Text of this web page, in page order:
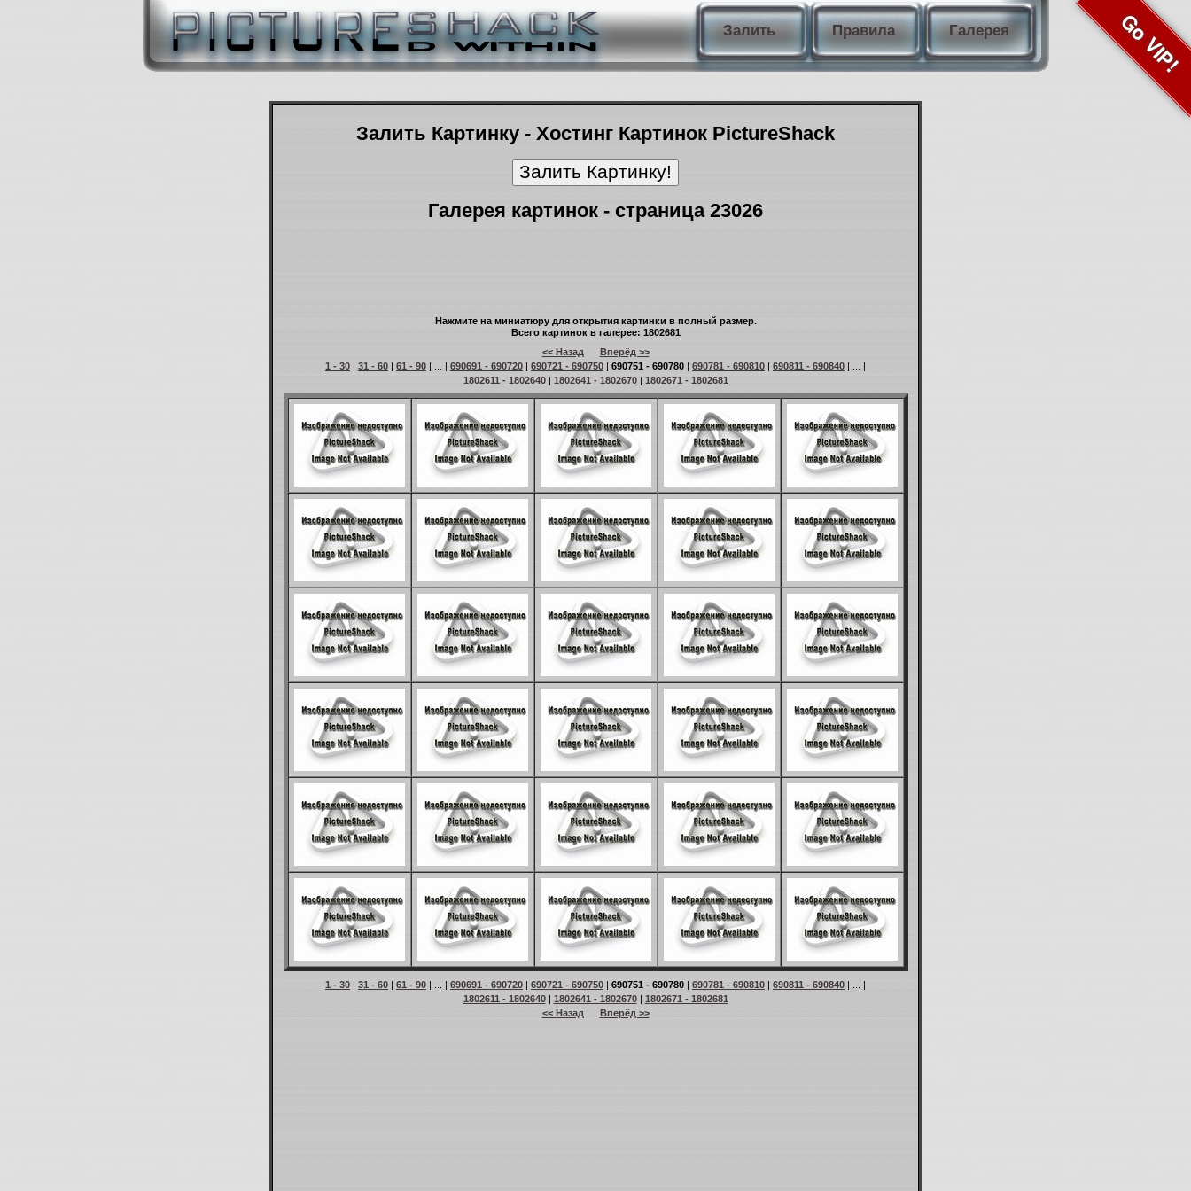
Залить Правила Галерея Go VIP!
Залить Картинку - Хостинг Картинок PictureShack
Галерея картинок - страница 23026
Нажмите на миниатюру для открытия картинки в полный размер.
Всего картинок в галерее: 1802681
<< Назад
Вперёд >>
1 - 30 | 31 - 60 | 61 - 90 | ... | 690691 - 690720 | 690721 - 690750 | 690751 - 690780 | 690781 - 690810 | 690811 - 690840 | ... |
1802611 - 1802640| 1802641 - 1802670| 1802671 - 1802681
1 - 30 | 31 - 60 | 61 - 90 | ... | 690691 - 690720 | 690721 - 690750 | 690751 - 690780 | 690781 - 690810 | 690811 - 690840 | ... |
1802611 - 1802640| 1802641 - 1802670| 1802671 - 1802681
<< Назад
Вперёд >>